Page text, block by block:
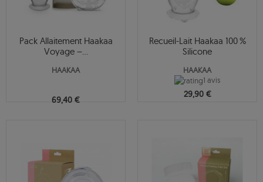
Pack Allaitement Haakaa
Voyage –...
HAAKAA
69,40 €
Recueil-Lait Haakaa 100 %
Silicone
HAAKAA
1 avis
29,90 €